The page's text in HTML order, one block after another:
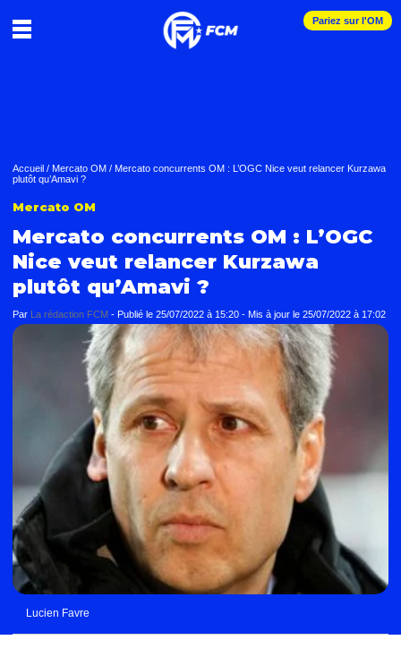
Pariez sur l'OM
Accueil / Mercato OM / Mercato concurrents OM : L’OGC Nice veut relancer Kurzawa
plutôt qu’Amavi ?
Mercato OM
Mercato concurrents OM : L’OGC
Nice veut relancer Kurzawa
plutôt qu’Amavi ?
Par La rédaction FCM - Publié le 25/07/2022 à 15:20 - Mis à jour le 25/07/2022 à 17:02
Lucien Favre